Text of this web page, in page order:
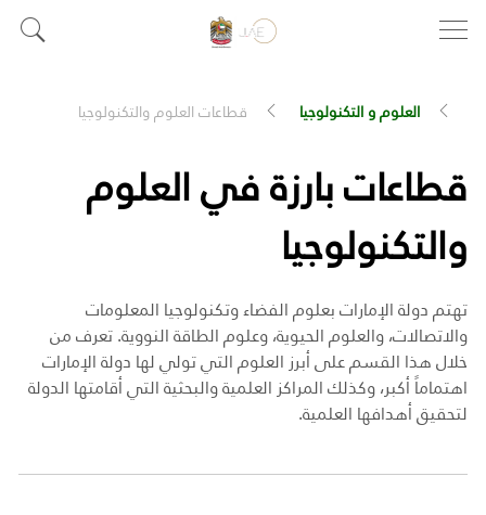
العلوم و التكنولوجيا قطاعات العلوم والتكنولوجيا
قطاعات بارزة في العلوم
والتكنولوجيا
تهتم دولة الإمارات بعلوم الفضاء وتكنولوجيا المعلومات
والاتصالات، والعلوم الحيوية، وعلوم الطاقة النووية. تعرف من
خلال هذا القسم على أبرز العلوم التي تولي لها دولة الإمارات
اهتماماً أكبر، وكذلك المراكز العلمية والبحثية التي أقامتها الدولة
لتحقيق أهدافها العلمية.